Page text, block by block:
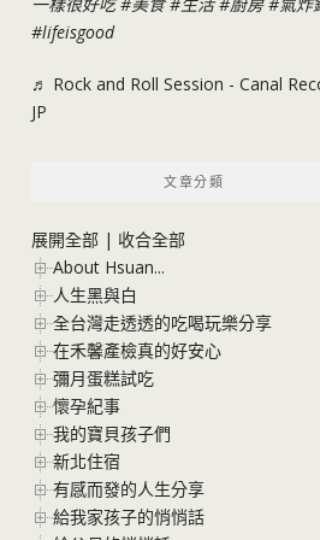
#lifeisgood
♬ Rock and Roll Session - Canal
JP
文章分類
展開全部 | 收合全部
About Hsuan...
人生黑與白
全台灣走透透的吃喝玩樂分享
在禾馨產檢真的好安心
彌月蛋糕試吃
懷孕紀事
我的寶貝孩子們
新北住宿
有感而發的人生分享
給我家孩子的悄悄話